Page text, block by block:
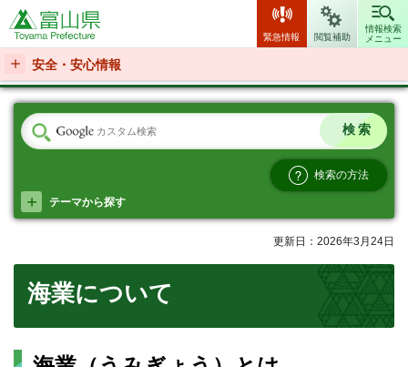
富山県
緊急情報 閲覧補助
情報検索
メニュー
安全・安心情報
検索の方法
テーマから探す
更新日：2026年3月24日
海業について